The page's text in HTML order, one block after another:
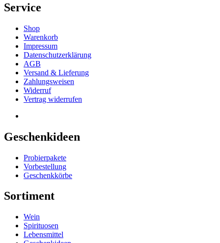
Service
Shop
Warenkorb
Impressum
Datenschutzerklärung
AGB
Versand & Lieferung
Zahlungsweisen
Widerruf
Vertrag widerrufen
Geschenkideen
Probierpakete
Vorbestellung
Geschenkkörbe
Sortiment
Wein
Spirituosen
Lebensmittel